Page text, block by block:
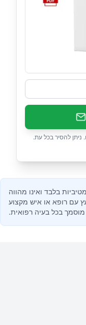
ניתן להסיר בכל עת.
בלבד ואינו מהווה
עם רופא או איש מקצוע
מוסמך בכל בעיה רפואית.